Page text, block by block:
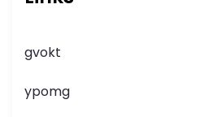
gvokt
ypomg